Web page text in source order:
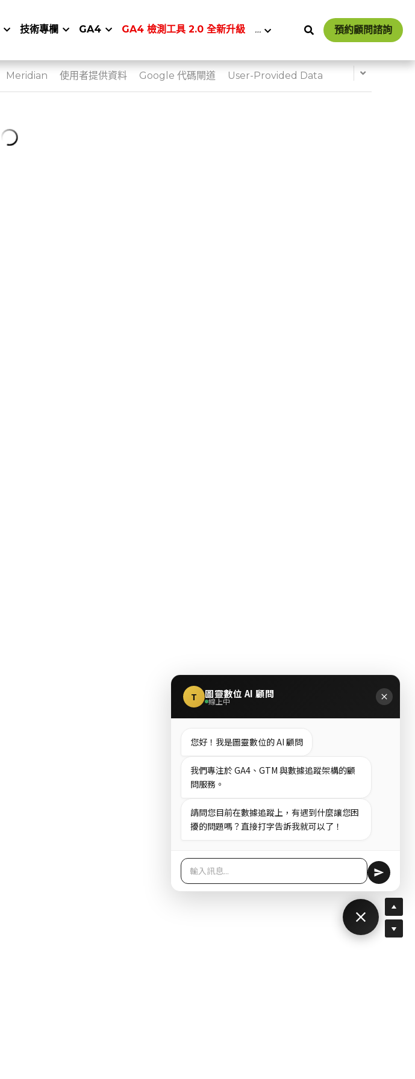
技術專欄 GA4 GA4 檢測工具 2.0 全新升級 … 預約顧問諮詢
Meridian 使用者提供資料 Google 代碼閘道 User-Provided Data
T 圖靈數位 AI 顧問
線上中
您好！我是圖靈數位的 AI 顧問
我們專注於 GA4、GTM 與數據追蹤架構的顧
問服務。
請問您目前在數據追蹤上，有遇到什麼讓您困
擾的問題嗎？直接打字告訴我就可以了！